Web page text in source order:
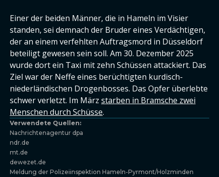
Einer der beiden Männer, die in Hameln im Visier
standen, sei demnach der Bruder eines Verdächtigen,
der an einem verfehlten Auftragsmord in Düsseldorf
beteiligt gewesen sein soll. Am 30. Dezember 2025
wurde dort ein Taxi mit zehn Schüssen attackiert. Das
Ziel war der Neffe eines berüchtigten kurdisch-
niederländischen Drogenbosses. Das Opfer überlebte
schwer verletzt. Im März starben in Bramsche zwei
Menschen durch Schüsse.
Verwendete Quellen:
Nachrichtenagentur dpa
ndr.de
mt.de
dewezet.de
Meldung der Polizeiinspektion Hameln-Pyrmont/Holzminden